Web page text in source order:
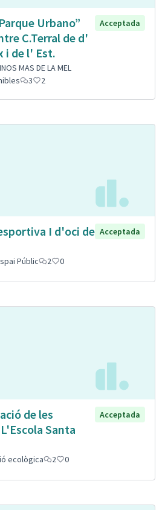
Urbano”
C.Terral de d'
i de l' Est.
Acceptada
MAS DE LA MEL
3 2
I d'oci de Acceptada
Públic 2 0
de les
Santa
Acceptada
ecològica 2 0